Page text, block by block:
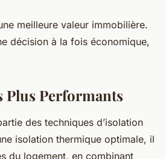
meilleure valeur immobilière.
décision à la fois économique,
Plus Performants
des techniques d’isolation
isolation thermique optimale, il
du logement, en combinant